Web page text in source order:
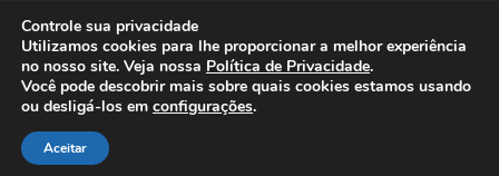
Feito com
Controle sua privacidade
Utilizamos cookies para lhe proporcionar a melhor experiência
no nosso site. Veja nossa Política de Privacidade.
Você pode descobrir mais sobre quais cookies estamos usando
ou desligá-los em configurações.
Aceitar